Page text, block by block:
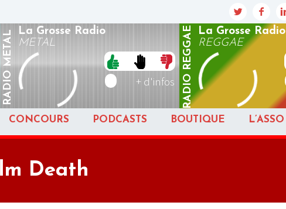
RADIO
METAL La Grosse Radio
METAL
+ d'infos RADIO
REGGAE
La Grosse Radio
REGGAE
CONCOURS PODCASTS BOUTIQUE L’ASSO
Death